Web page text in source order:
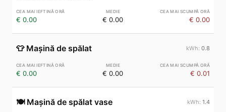
€ 0.00 € 0.00 € 0.00
👕 Mașină de spălat 0.8
€ 0.00 € 0.00 € 0.01
🍽️ Mașină de spălat vase 1.4